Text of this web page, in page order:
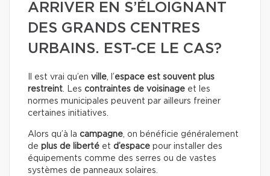
ARRIVER EN S’ÉLOIGNANT
DES GRANDS CENTRES
URBAINS. EST-CE LE CAS?
Il est vrai qu’en ville, l’espace est souvent plus
restreint. Les contraintes de voisinage et les
normes municipales peuvent par ailleurs freiner
certaines initiatives.
Alors qu’à la campagne, on bénéficie généralement
de plus de liberté et d’espace pour installer des
équipements comme des serres ou de vastes
systèmes de panneaux solaires.